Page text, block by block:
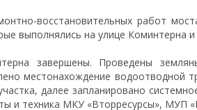
восстановительных работ
выполнялись на улице Коминтерна
завершены. Проведены
местонахождение водоотводной
далее запланировано
и техника МКУ «Вторресурсы», МУП